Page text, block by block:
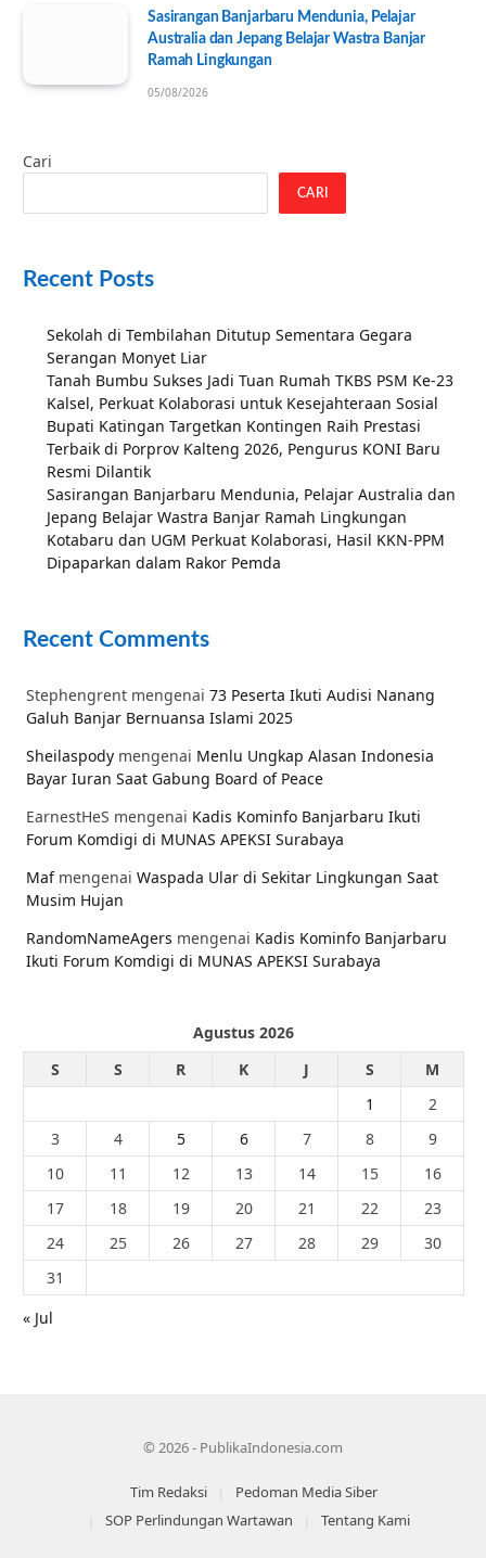
Sasirangan Banjarbaru Mendunia, Pelajar
Australia dan Jepang Belajar Wastra Banjar
Ramah Lingkungan
05/08/2026
Cari
CARI
Recent Posts
Sekolah di Tembilahan Ditutup Sementara Gegara
Serangan Monyet Liar
Tanah Bumbu Sukses Jadi Tuan Rumah TKBS PSM Ke-23
Kalsel, Perkuat Kolaborasi untuk Kesejahteraan Sosial
Bupati Katingan Targetkan Kontingen Raih Prestasi
Terbaik di Porprov Kalteng 2026, Pengurus KONI Baru
Resmi Dilantik
Sasirangan Banjarbaru Mendunia, Pelajar Australia dan
Jepang Belajar Wastra Banjar Ramah Lingkungan
Kotabaru dan UGM Perkuat Kolaborasi, Hasil KKN-PPM
Dipaparkan dalam Rakor Pemda
Recent Comments
Stephengrent mengenai 73 Peserta Ikuti Audisi Nanang
Galuh Banjar Bernuansa Islami 2025
Sheilaspody mengenai Menlu Ungkap Alasan Indonesia
Bayar Iuran Saat Gabung Board of Peace
EarnestHeS mengenai Kadis Kominfo Banjarbaru Ikuti
Forum Komdigi di MUNAS APEKSI Surabaya
Mafmengenai Waspada Ular di Sekitar Lingkungan Saat
Musim Hujan
RandomNameAgers mengenai Kadis Kominfo Banjarbaru
Ikuti Forum Komdigi di MUNAS APEKSI Surabaya
Agustus 2026
S
S R K J S
M
1
2
3
4 5 6 7 8
9
10
11 12 13 14 15
16
17
18 19 20 21 22
23
24
25 26 27 28 29
30
31
« Jul
© 2026 - PublikaIndonesia.com
Tim Redaksi
Pedoman Media Siber
SOP Perlindungan Wartawan
Tentang Kami